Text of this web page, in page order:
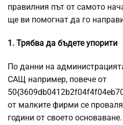
правилния път от самото
ще ви помогнат да го
1. Трябва да бъдете упорити
По данни на
САЩ например, повече от
от малките фирми се
години от своето